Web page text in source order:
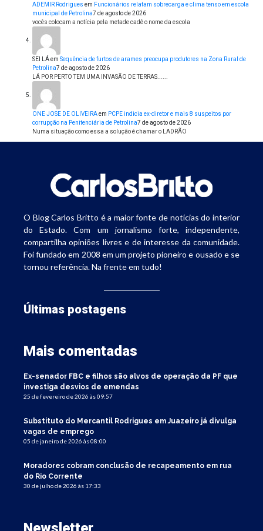
ADEMIR Rodrigues em Funcionários relatam sobrecarga e clima tenso em escola
municipal de Petrolina7 de agosto de 2026
vocês colocam a notícia pela metade cadê o nome da escola
SEI LÁem Sequência de furtos de arames preocupa produtores na Zona Rural de
Petrolina7 de agosto de 2026
LÁ POR PERTO TEM UMA INVASÃO DE TERRAS......
ONE JOSE DE OLIVEIRAem PCPE indicia ex-diretor e mais 8 suspeitos por
corrupção na Penitenciária de Petrolina7 de agosto de 2026
Numa situação como essa a solução é chamar o LADRÃO
O Blog Carlos Britto é a maior fonte de notícias do interior
do Estado. Com um jornalismo forte, independente,
compartilha opiniões livres e de interesse da comunidade.
Foi fundado em 2008 em um projeto pioneiro e ousado e se
tornou referência. Na frente em tudo!
Últimas postagens
Mais comentadas
Ex-senador FBC e filhos são alvos de operação da PF que
investiga desvios de emendas
25 de fevereiro de 2026 às 09:57
Substituto do Mercantil Rodrigues em Juazeiro já divulga
vagas de emprego
05 de janeiro de 2026 às 08:00
Moradores cobram conclusão de recapeamento em rua
do Rio Corrente
30 de julho de 2026 às 17:33